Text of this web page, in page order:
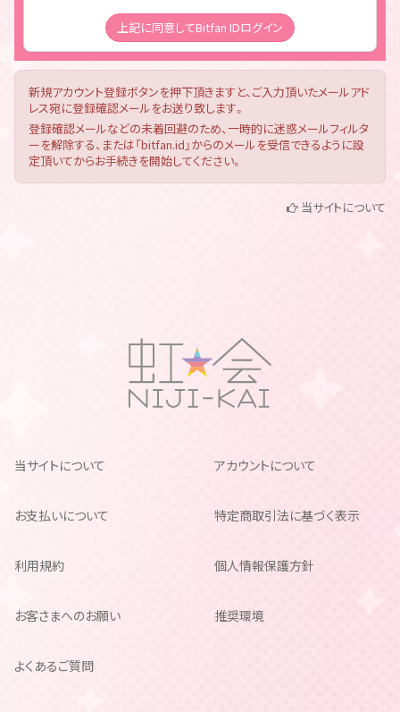
上記に同意してBitfan IDログイン
新規アカウント登録ボタンを押下頂きますと、ご入力頂いたメールアド
レス宛に登録確認メールをお送り致します。
登録確認メールなどの未着回避のため、一時的に迷惑メールフィルタ
ーを解除する、または「bitfan.id」からのメールを受信できるように設
定頂いてからお手続きを開始してください。
当サイトについて
当サイトについて アカウントについて
お支払いについて 特定商取引法に基づく表示
利用規約 個人情報保護方針
お客さまへのお願い 推奨環境
よくあるご質問